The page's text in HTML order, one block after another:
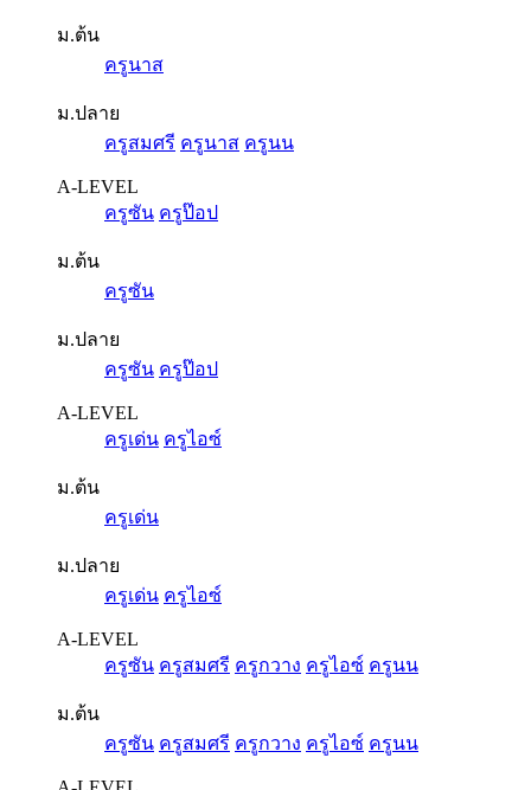
ม.ต้น
ครูนาส
ม.ปลาย
ครูสมศรี ครูนาส ครูนน
A-LEVEL
ครูซัน ครูป๊อป
ม.ต้น
ครูซัน
ม.ปลาย
ครูซัน ครูป๊อป
A-LEVEL
ครูเด่น ครูไอซ์
ม.ต้น
ครูเด่น
ม.ปลาย
ครูเด่น ครูไอซ์
A-LEVEL
ครูซัน ครูสมศรี ครูกวาง ครูไอซ์ ครูนน
ม.ต้น
ครูซัน ครูสมศรี ครูกวาง ครูไอซ์ ครูนน